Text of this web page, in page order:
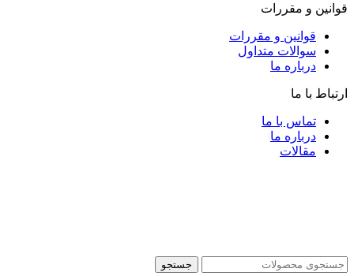
قوانین و مقررات
قوانین و مقررات
سوالات متداول
درباره ما
ارتباط با ما
تماس با ما
درباره ما
مقالات
جستجو